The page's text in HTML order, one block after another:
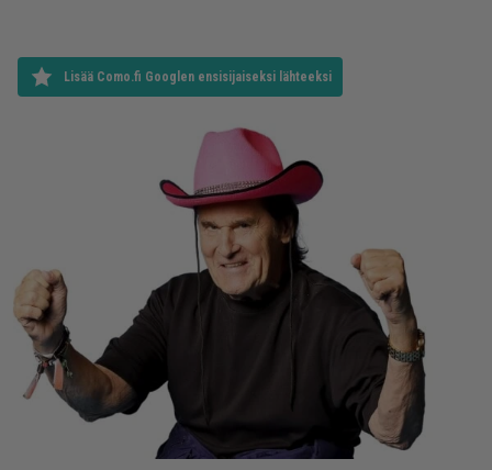
Lisää Como.fi Googlen ensisijaiseksi lähteeksi